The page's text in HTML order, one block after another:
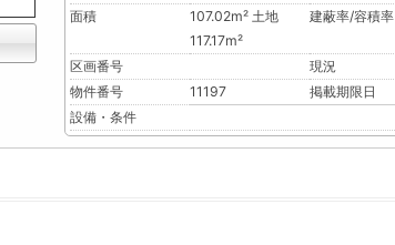
面積
107.02m² 土地
117.17m²
建蔽率/容積率
区画番号 現況
物件番号
11197 掲載期限日
設備・条件